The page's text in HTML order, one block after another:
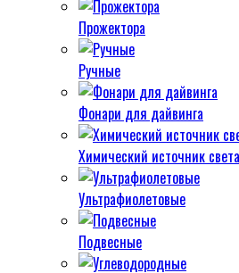
Прожектора
Ручные
Фонари для дайвинга
Химический источник света
Ультрафиолетовые
Подвесные